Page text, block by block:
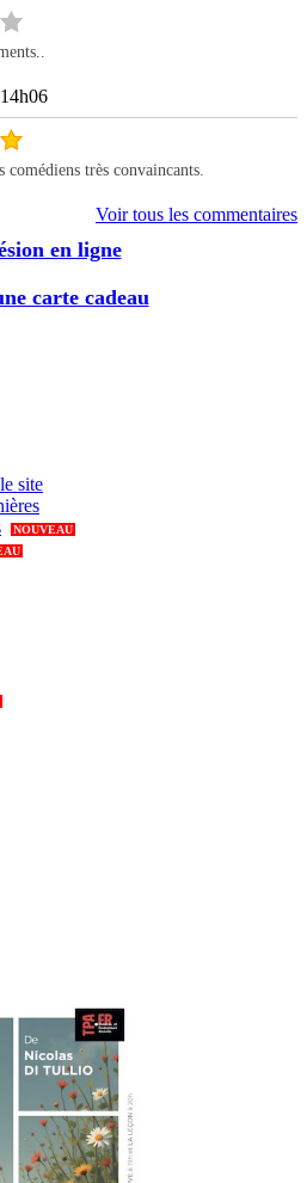
comédiens très convaincants.
Voir tous les commentaires
en ligne
carte cadeau
site
NOUVEAU